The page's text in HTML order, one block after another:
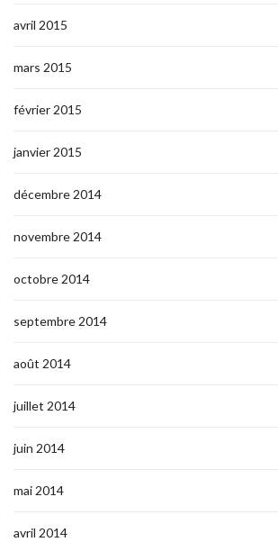
avril 2015
mars 2015
février 2015
janvier 2015
décembre 2014
novembre 2014
octobre 2014
septembre 2014
août 2014
juillet 2014
juin 2014
mai 2014
avril 2014